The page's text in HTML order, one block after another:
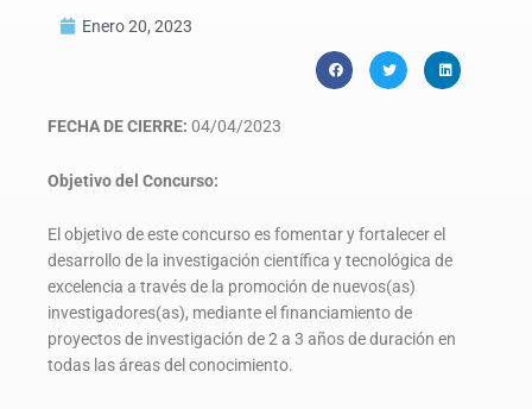
Enero 20, 2023
FECHA DE CIERRE: 04/04/2023
Objetivo del Concurso:
El objetivo de este concurso es fomentar y fortalecer el
desarrollo de la investigación científica y tecnológica de
excelencia a través de la promoción de nuevos(as)
investigadores(as), mediante el financiamiento de
proyectos de investigación de 2 a 3 años de duración en
todas las áreas del conocimiento.